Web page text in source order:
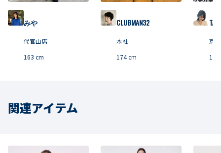
みや
代官山店
163 cm
CLUBMAN32
本社
174cm
京
158
関連アイテム